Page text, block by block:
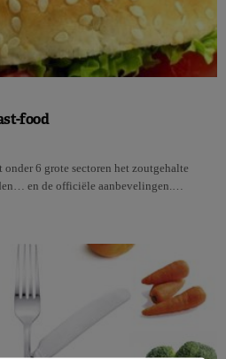
food
onder 6 grote sectoren het zoutgehalte
en de officiële aanbevelingen.…